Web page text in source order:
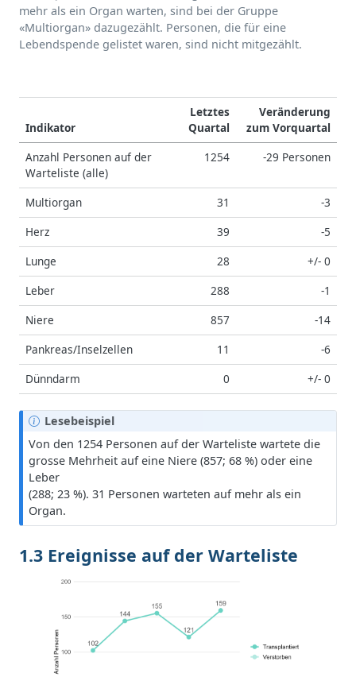
mehr als ein Organ warten, sind bei der Gruppe
«Multiorgan» dazugezählt. Personen, die für eine
Lebendspende gelistet waren, sind nicht mitgezählt.
Indikator
Letztes
Quartal
Veränderung
zum Vorquartal
Anzahl Personen auf der
Warteliste (alle)
1254 -29 Personen
Multiorgan 31
-3
Herz
39
-5
Lunge
28
+/- 0
Leber
288
-1
Niere
857
-14
Pankreas/Inselzellen
11
-6
Dünndarm
0 +/- 0
H
w
e
s
Lesebeispiel
Von den 1254 Personen auf der Warteliste wartete die
grosse Mehrheit auf eine Niere (857; 68 %) oder eine
Leber
(288; 23 %). 31 Personen warteten auf mehr als ein
Organ.
1.3 Ereignisse auf der Warteliste